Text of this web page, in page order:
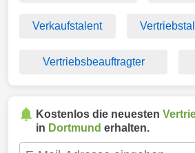
Verkaufstalent
Vertriebsbeauftragter
Kostenlos die neuesten
in Dortmund erhalten.